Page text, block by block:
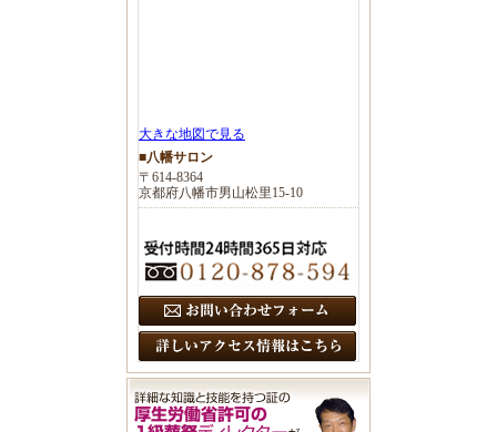
大きな地図で見る
■八幡サロン
〒614-8364
京都府八幡市男山松里15-10